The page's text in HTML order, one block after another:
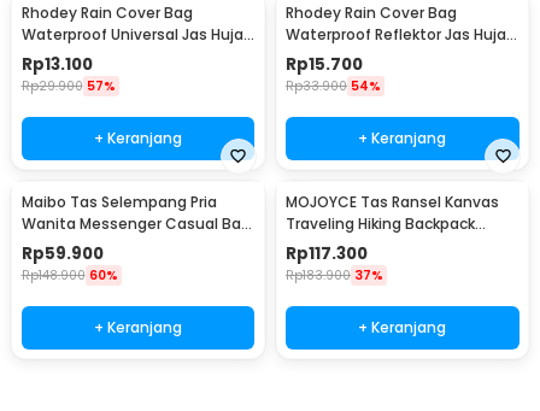
Rhodey Rain Cover Bag
Waterproof Universal Jas Hujan
Tas Ransel 50-60L - WB20
Rp13.100
Rp29.900 57%
+ Keranjang
Rhodey Rain Cover Bag
Waterproof Reflektor Jas Hujan
Tas Ransel 25L - NB10
Rp15.700
Rp33.900 54%
+ Keranjang
Maibo Tas Selempang Pria
Wanita Messenger Casual Bag
Canvas Printing - 1125
Rp59.900
Rp148.900 60%
+ Keranjang
MOJOYCE Tas Ransel Kanvas
Traveling Hiking Backpack
Oxford Waterproof - MJ700
Rp117.300
Rp183.900 37%
+ Keranjang